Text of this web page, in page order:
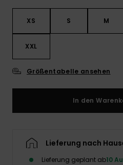
XS S M
XXL
Größentabelle ansehen
In den
Lieferung nach
Lieferung geplant ab10